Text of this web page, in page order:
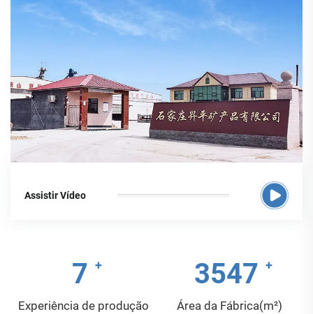
Assistir Vídeo
10
Experiência de produção
4853
Área da Fábrica(m²)